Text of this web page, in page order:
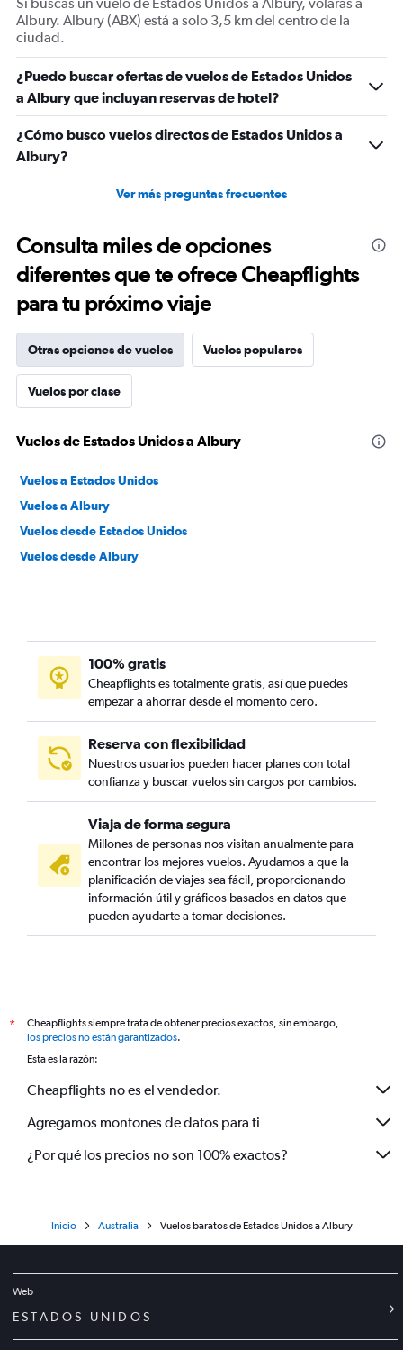
Albury. Albury (ABX) está a solo 3,5 km del centro de la
ciudad.
¿Puedo buscar ofertas de vuelos de Estados Unidos
a Albury que incluyan reservas de hotel?
¿Cómo busco vuelos directos de Estados Unidos a
Albury?
Ver más preguntas frecuentes
Consulta miles de opciones
diferentes que te ofrece Cheapflights
para tu próximo viaje
Otras opciones de vuelos Vuelos populares
Vuelos por clase
Vuelos de Estados Unidos a Albury
Vuelos a Estados Unidos
Vuelos a Albury
Vuelos desde Estados Unidos
Vuelos desde Albury
100% gratis
Cheapflights es totalmente gratis, así que puedes
empezar a ahorrar desde el momento cero.
Reserva con flexibilidad
Nuestros usuarios pueden hacer planes con total
confianza y buscar vuelos sin cargos por cambios.
Viaja de forma segura
Millones de personas nos visitan anualmente para
encontrar los mejores vuelos. Ayudamos a que la
planificación de viajes sea fácil, proporcionando
información útil y gráficos basados en datos que
pueden ayudarte a tomar decisiones.
*
Cheapflights siempre trata de obtener precios exactos, sin embargo,
los precios no están garantizados.
Esta es la razón:
Cheapflights no es el vendedor.
Agregamos montones de datos para ti
¿Por qué los precios no son 100% exactos?
Inicio Australia Vuelos baratos de Estados Unidos a Albury
Web
ESTADOS UNIDOS